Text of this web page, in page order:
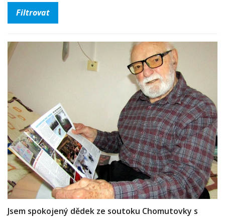
Jsem spokojený dědek ze soutoku Chomutovky s